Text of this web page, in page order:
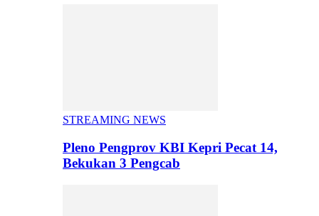
STREAMING NEWS
Pleno Pengprov KBI Kepri Pecat 14,
Bekukan 3 Pengcab